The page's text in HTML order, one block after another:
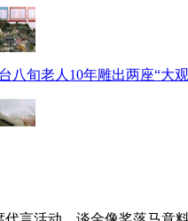
八旬老人10年雕出两座“大